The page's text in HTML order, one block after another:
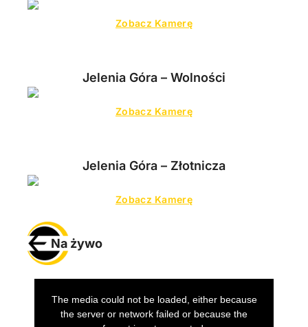
Zobacz Kamerę
Jelenia Góra – Wolności
Zobacz Kamerę
Jelenia Góra – Złotnicza
Zobacz Kamerę
Na żywo